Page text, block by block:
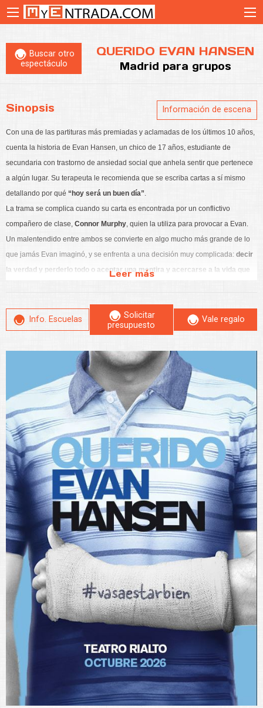
Buscar otro
espectáculo
QUERIDO EVAN HANSEN
Madrid para grupos
Sinopsis Información de escena
Leer más
Con una de las partituras más premiadas y aclamadas de los últimos 10 años,
cuenta la historia de Evan Hansen, un chico de 17 años, estudiante de
secundaria con trastorno de ansiedad social que anhela sentir que pertenece
a algún lugar. Su terapeuta le recomienda que se escriba cartas a sí mismo
detallando por qué “hoy será un buen día”.
La trama se complica cuando su carta es encontrada por un conflictivo
compañero de clase, Connor Murphy, quien la utiliza para provocar a Evan.
Un malentendido entre ambos se convierte en algo mucho más grande de lo
que jamás Evan imaginó, y se enfrenta a una decisión muy complicada: decir
la verdad y perderlo todo o aceptar una mentira y acercarse a la vida que
la verdad, la conexión y la autoaceptación en un mundo en el que en general
se siente aislado.
sociales en las vidas de los diferentes personajes, pero sin perder el foco en la
interpretación y la emoción, que son la seña de identidad de este musical.
Después de emocionar a millones de espectadores en Broadway y Londres,
llega a Madrid por tiempo limitado, uno de los musicales más influyentes de la
última década.
Reconocimientos
Querido Evan Hansenllega a Madrid de la mano deATG Entertainment .
Ganador deseis premios Tony, incluido el deMejor Musical
, este espectáculo
—con libreto deSteven Levensony música y letras de
Benj Pasek y Justin
Paul
— se ha convertido en un fenómeno internacional desde su estreno en
Washington D.C. en 2015 y su posterior éxito en Off-Broadway y Broadway. Su
fuerza reside en un retrato profundamente humano de la adolescencia, la
soledad y la necesidad universal de pertenecer.
La obra narra la historia de un adolescente con trastorno de ansiedad que,
tras el suicidio de un compañero conflictivo del instituto, se ve envuelto en un
malentendido que cambiará su vida. La familia del joven fallecido cree que
ambos eran íntimos amigos, y Evan deberá decidir entre revelar la verdad o
sostener una mentira que le acerca, por primera vez, a la vida que siempre
soñó. Un musical que invita a reflexionar sobre la salud mental, el deseo de
encajar y la búsqueda de identidad.En el Teatro Rialto.
Info. Escuelas
Solicitar
presupuesto
Vale regalo